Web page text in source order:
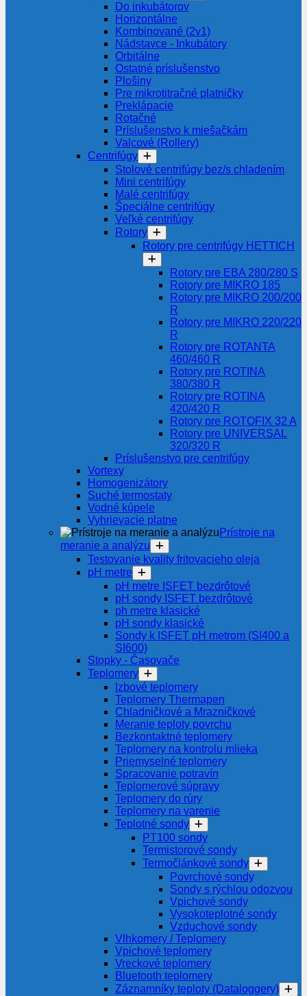
Do inkubátorov
Horizontálne
Kombinované (2v1)
Nádstavce - Inkubátory
Orbitálne
Ostatné príslušenstvo
Plošiny
Pre mikrotitračné platničky
Preklápacie
Rotačné
Príslušenstvo k miešačkám
Valcové (Rollery)
Centrifúgy
Stolové centrifúgy bez/s chladením
Mini centrifúgy
Malé centrifúgy
Špeciálne centrifúgy
Veľké centrifúgy
Rotory
Rotory pre centrifúgy HETTICH
Rotory pre EBA 280/280 S
Rotory pre MIKRO 185
Rotory pre MIKRO 200/200
R
Rotory pre MIKRO 220/220
R
Rotory pre ROTANTA
460/460 R
Rotory pre ROTINA
380/380 R
Rotory pre ROTINA
420/420 R
Rotory pre ROTOFIX 32 A
Rotory pre UNIVERSAL
320/320 R
Príslušenstvo pre centrifúgy
Vortexy
Homogenizátory
Suché termostaty
Vodné kúpele
Vyhrievacie platne
Prístroje na
meranie a analýzu
Testovanie kvality fritovacieho oleja
pH metre
pH metre ISFET bezdrôtové
pH sondy ISFET bezdrôtové
ph metre klasické
pH sondy klasické
Sondy k ISFET pH metrom (SI400 a
SI600)
Stopky - Časovače
Teplomery
Izbové teplomery
Teplomery Thermapen
Chladničkové a Mrazničkové
Meranie teploty povrchu
Bezkontaktné teplomery
Teplomery na kontrolu mlieka
Priemyselné teplomery
Spracovanie potravín
Teplomerové súpravy
Teplomery do rúry
Teplomery na varenie
Teplotné sondy
PT100 sondy
Termistorové sondy
Termočlánkové sondy
Povrchové sondy
Sondy s rýchlou odozvou
Vpichové sondy
Vysokoteplotné sondy
Vzduchové sondy
Vlhkomery / Teplomery
Vpichové teplomery
Vreckové teplomery
Bluetooth teplomery
Záznamníky teploty (Dataloggery)